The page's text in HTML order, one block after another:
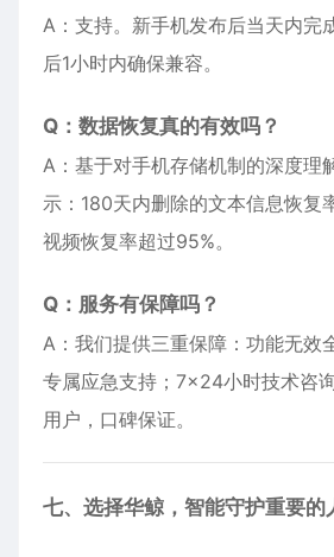
A：支持。新手机发布后当天内完
后1小时内确保兼容。
Q：数据恢复真的有效吗？
A：基于对手机存储机制的深度理
示：180天内删除的文本信息恢复
视频恢复率超过95%。
Q：服务有保障吗？
A：我们提供三重保障：功能无效
专属应急支持；7×24小时技术咨
用户，口碑保证。
七、选择华鲸，智能守护重要的